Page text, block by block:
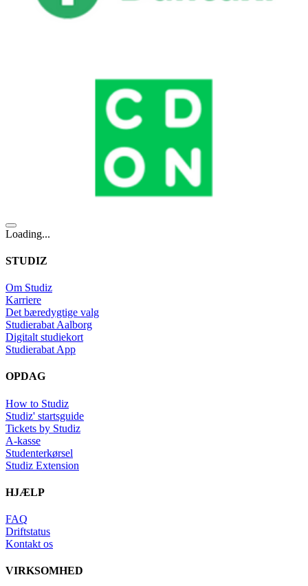
Loading...
STUDIZ
Om Studiz
Karriere
Det bæredygtige valg
Studierabat Aalborg
Digitalt studiekort
Studierabat App
OPDAG
How to Studiz
Studiz' startsguide
Tickets by Studiz
A-kasse
Studenterkørsel
Studiz Extension
HJÆLP
FAQ
Driftstatus
Kontakt os
VIRKSOMHED